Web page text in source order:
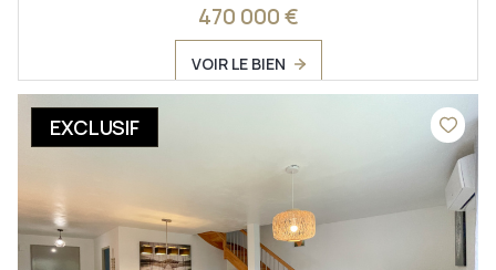
470 000 €
VOIR LE BIEN
EXCLUSIF